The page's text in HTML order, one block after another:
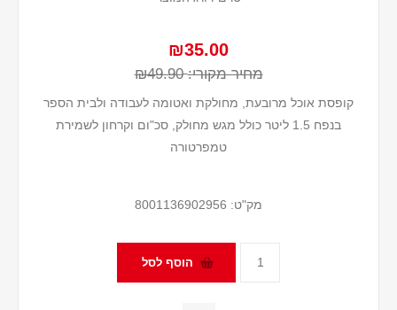
₪35.00
מחיר מקורי: ₪49.90
קופסת אוכל מרובעת, מחולקת ואטומה לעבודה ולבית הספר
בנפח 1.5 ליטר כולל מגש מחולק, סכ"ום וקרחון לשמירת
טמפרטורה
מק"ט: 8001136902956